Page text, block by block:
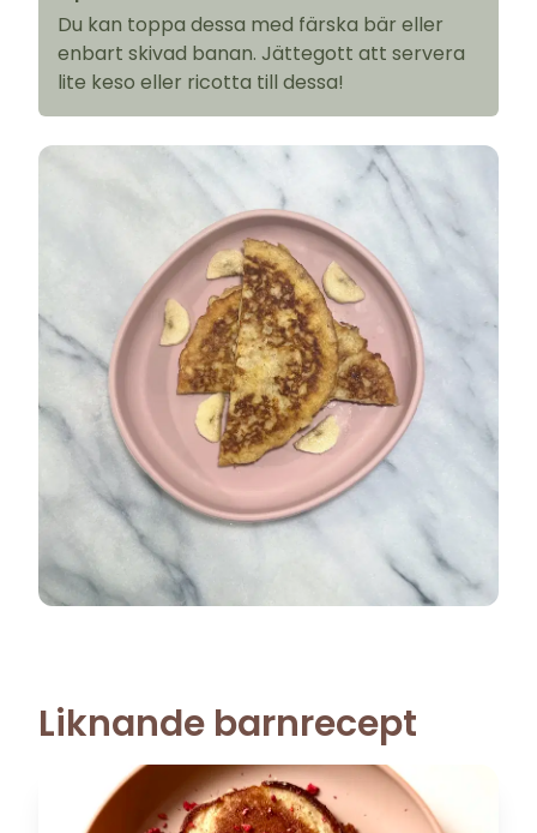
Du kan toppa dessa med färska bär eller
enbart skivad banan. Jättegott att servera
lite keso eller ricotta till dessa!
Liknande barnrecept